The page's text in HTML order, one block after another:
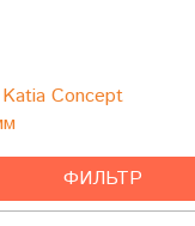
Katia Concept
ФИЛЬТР